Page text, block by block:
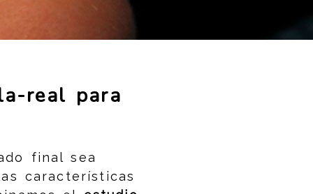
real para
final sea
características